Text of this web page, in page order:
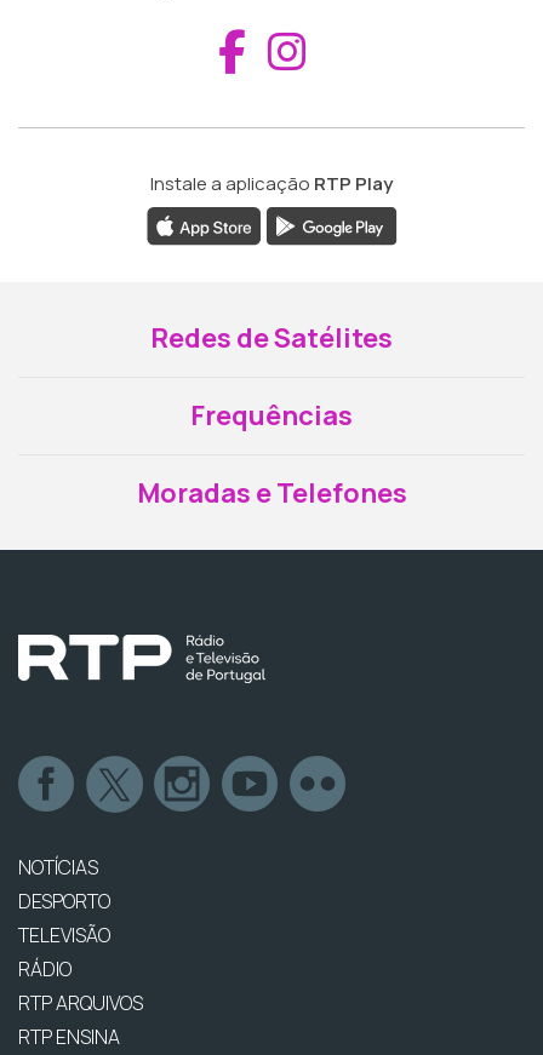
Aceder ao
Instale a aplicação RTP Play
Redes de Satélites
Frequências
Moradas e Telefones
NOTÍCIAS
DESPORTO
TELEVISÃO
RÁDIO
RTP ARQUIVOS
RTP ENSINA